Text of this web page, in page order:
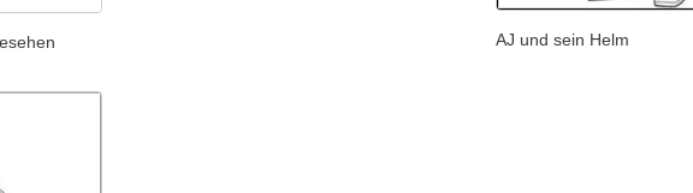
AJ und sein Helm